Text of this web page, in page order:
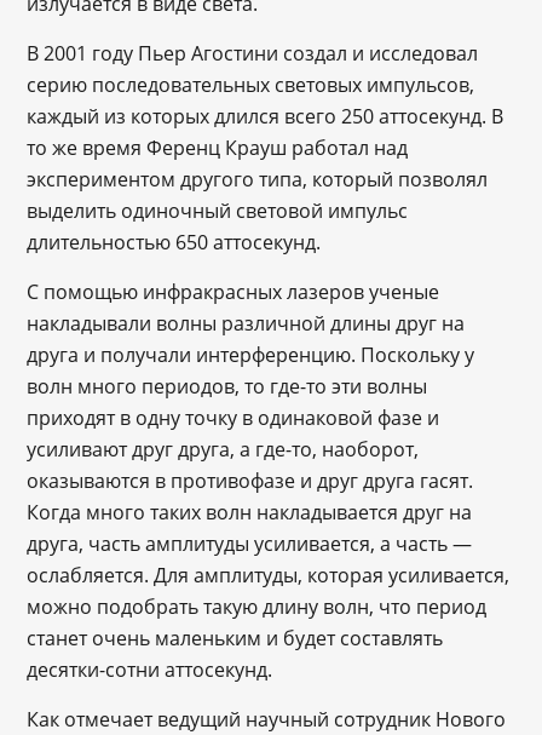
В 2001 году Пьер Агостини создал и исследовал
серию последовательных световых импульсов,
каждый из которых длился всего 250 аттосекунд. В
то же время Ференц Крауш работал над
экспериментом другого типа, который позволял
выделить одиночный световой импульс
длительностью 650 аттосекунд.
С помощью инфракрасных лазеров ученые
накладывали волны различной длины друг на
друга и получали интерференцию. Поскольку у
волн много периодов, то где-то эти волны
приходят в одну точку в одинаковой фазе и
усиливают друг друга, а где-то, наоборот,
оказываются в противофазе и друг друга гасят.
Когда много таких волн накладывается друг на
друга, часть амплитуды усиливается, а часть —
ослабляется. Для амплитуды, которая усиливается,
можно подобрать такую длину волн, что период
станет очень маленьким и будет составлять
десятки-сотни аттосекунд.
Как отмечает ведущий научный сотрудник Нового